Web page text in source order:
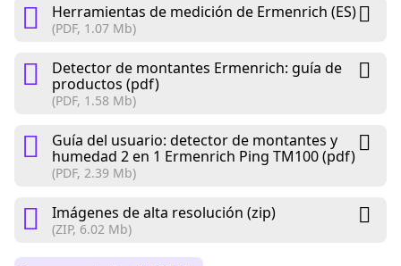
Herramientas de medición de Ermenrich (ES)
(PDF, 1.07 Mb)
Detector de montantes Ermenrich: guía de
productos (pdf)
(PDF, 1.58 Mb)
Guía del usuario: detector de montantes y
humedad 2 en 1 Ermenrich Ping TM100 (pdf)
(PDF, 2.39 Mb)
Imágenes de alta resolución (zip)
(ZIP, 6.02 Mb)